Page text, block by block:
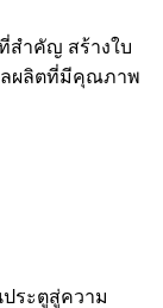
สำคัญ สร้างใบ
ลผลิตที่มีคุณภาพ
ระตูสู่ความ